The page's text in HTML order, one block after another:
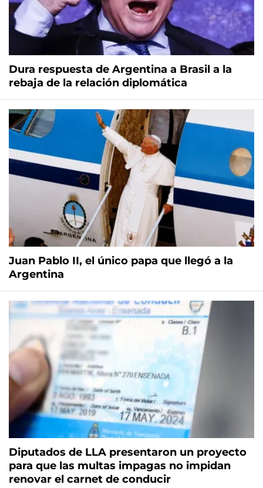
Dura respuesta de Argentina a Brasil a la
rebaja de la relación diplomática
Juan Pablo II, el único papa que llegó a la
Argentina
Diputados de LLA presentaron un proyecto
para que las multas impagas no impidan
renovar el carnet de conducir